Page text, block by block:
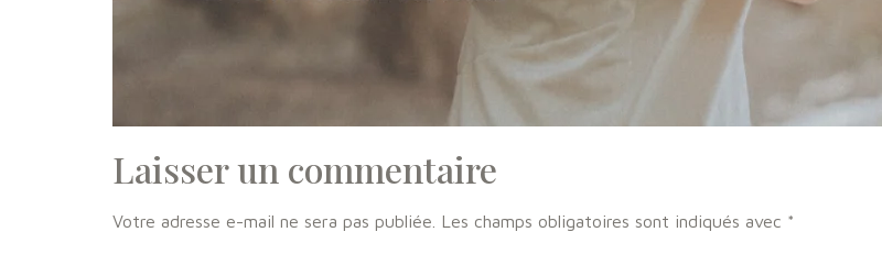
Laisser un commentaire
Votre adresse e-mail ne sera pas publiée. Les champs obligatoires sont indiqués avec *